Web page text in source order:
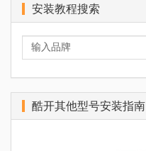
安装教程搜索
酷开其他型号安装指南